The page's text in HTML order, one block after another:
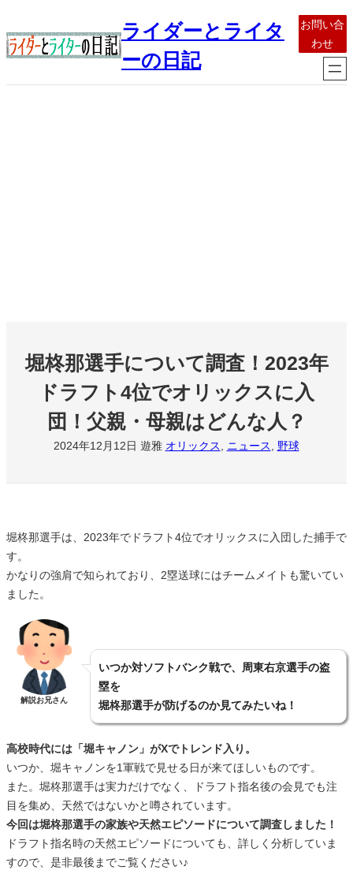
容
を
ライダーとライタ
ーの日記
お問い合
わせ
堀柊那選手について調査！2023年
ドラフト4位でオリックスに入
団！父親・母親はどんな人？
2024年12月12日 遊雅 オリックス, ニュース, 野球
堀柊那選手は、2023年でドラフト4位でオリックスに入団した捕手で
す。
かなりの強肩で知られており、2塁送球にはチームメイトも驚いてい
ました。
解説お兄さん
いつか対ソフトバンク戦で、周東右京選手の盗
塁を
堀柊那選手が防げるのか見てみたいね！
高校時代には「堀キャノン」がXでトレンド入り。
いつか、堀キャノンを1軍戦で見せる日が来てほしいものです。
また。堀柊那選手は実力だけでなく、ドラフト指名後の会見でも注
目を集め、天然ではないかと噂されています。
今回は堀柊那選手の家族や天然エピソードについて調査しました！
ドラフト指名時の天然エピソードについても、詳しく分析していま
すので、是非最後までご覧ください♪